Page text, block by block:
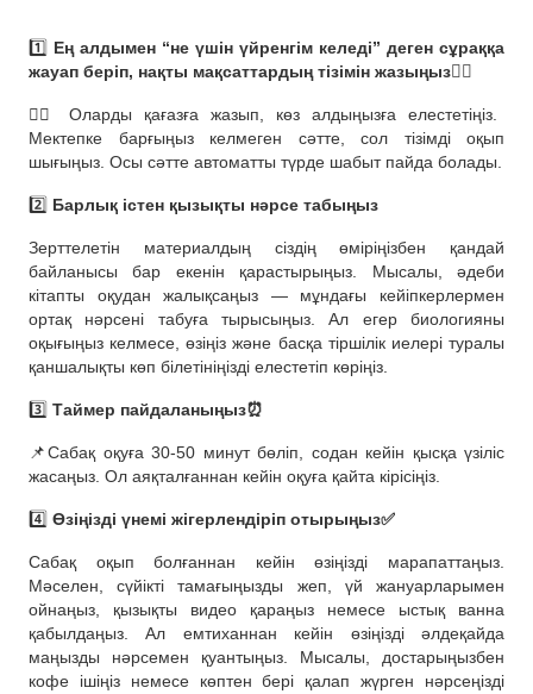
1️⃣ Ең алдымен “не үшін үйренгім келеді” деген сұраққа
жауап беріп, нақты мақсаттардың тізімін жазыңыз☝🏻
✍🏻 Оларды қағазға жазып, көз алдыңызға елестетіңіз.
Мектепке барғыңыз келмеген сәтте, сол тізімді оқып
шығыңыз. Осы сәтте автоматты түрде шабыт пайда болады.
2️⃣ Барлық істен қызықты нәрсе табыңыз
Зерттелетін материалдың сіздің өміріңізбен қандай
байланысы бар екенін қарастырыңыз. Мысалы, әдеби
кітапты оқудан жалықсаңыз — мұндағы кейіпкерлермен
ортақ нәрсені табуға тырысыңыз. Ал егер биологияны
оқығыңыз келмесе, өзіңіз және басқа тіршілік иелері туралы
қаншалықты көп білетініңізді елестетіп көріңіз.
3️⃣ Таймер пайдаланыңыз⏰
📌Сабақ оқуға 30-50 минут бөліп, содан кейін қысқа үзіліс
жасаңыз. Ол аяқталғаннан кейін оқуға қайта кірісіңіз.
4️⃣ Өзіңізді үнемі жігерлендіріп отырыңыз✅
Сабақ оқып болғаннан кейін өзіңізді марапаттаңыз.
Мәселен, сүйікті тамағыңызды жеп, үй жануарларымен
ойнаңыз, қызықты видео қараңыз немесе ыстық ванна
қабылдаңыз. Ал емтиханнан кейін өзіңізді әлдеқайда
маңызды нәрсемен қуантыңыз. Мысалы, достарыңызбен
кофе ішіңіз немесе көптен бері қалап жүрген нәрсеңізді